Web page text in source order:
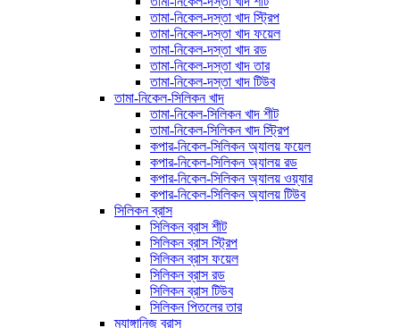
তামা-নিকেল-দস্তা খাদ স্ট্রিপ
তামা-নিকেল-দস্তা খাদ ফয়েল
তামা-নিকেল-দস্তা খাদ রড
তামা-নিকেল-দস্তা খাদ তার
তামা-নিকেল-দস্তা খাদ টিউব
তামা-নিকেল-সিলিকন খাদ
তামা-নিকেল-সিলিকন খাদ শীট
তামা-নিকেল-সিলিকন খাদ স্ট্রিপ
কপার-নিকেল-সিলিকন অ্যালয় ফয়েল
কপার-নিকেল-সিলিকন অ্যালয় রড
কপার-নিকেল-সিলিকন অ্যালয় ওয়্যার
কপার-নিকেল-সিলিকন অ্যালয় টিউব
সিলিকন ব্রাস
সিলিকন ব্রাস শীট
সিলিকন ব্রাস স্ট্রিপ
সিলিকন ব্রাস ফয়েল
সিলিকন ব্রাস রড
সিলিকন ব্রাস টিউব
সিলিকন পিতলের তার
ম্যাঙ্গানিজ ব্রাস